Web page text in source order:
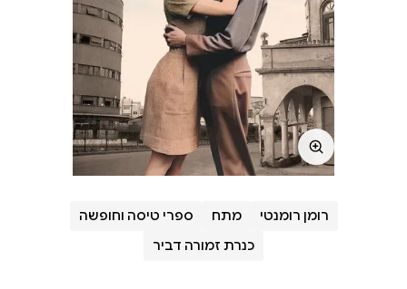
רומן רומנטי מתח
ספרי טיסה וחופשה
כנרת זמורה דביר